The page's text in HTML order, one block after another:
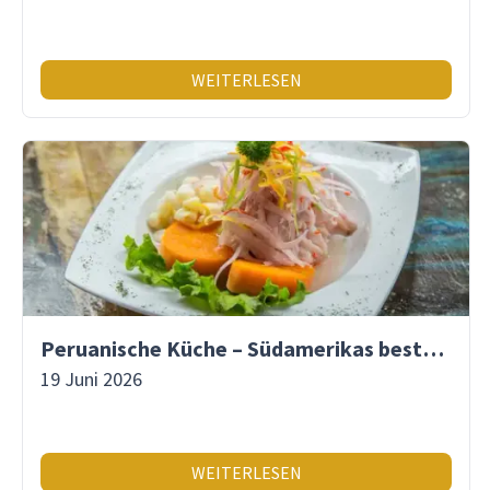
WEITERLESEN
Peruanische Küche – Südamerikas beste Gastronomie
19 Juni 2026
WEITERLESEN